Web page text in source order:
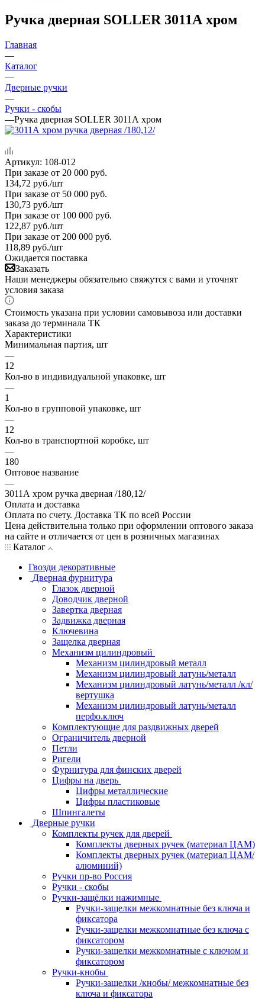
Ручка дверная SOLLER 3011А хром
Главная
—
Каталог
—
Дверные ручки
—
Ручки - скобы
—Ручка дверная SOLLER 3011А хром
Артикул: 108-012
При заказе от 20 000 руб.
134,72 руб./шт
При заказе от 50 000 руб.
130,73 руб./шт
При заказе от 100 000 руб.
122,87 руб./шт
При заказе от 200 000 руб.
118,89 руб./шт
Ожидается поставка
Заказать
Наши менеджеры обязательно свяжутся с вами и уточнят
условия заказа
Стоимость указана при условии самовывоза или доставки
заказа до терминала ТК
Характеристики
Минимальная партия, шт
—
12
Кол-во в индивидуальной упаковке, шт
—
1
Кол-во в групповой упаковке, шт
—
12
Кол-во в транспортной коробке, шт
—
180
Оптовое название
—
3011А хром ручка дверная /180,12/
Оплата и доставка
Оплата по счету. Доставка ТК по всей России
Цена действительна только при оформлении оптового заказа
на сайте и отличается от цен в розничных магазинах
Каталог
Гвозди декоративные
Дверная фурнитура
Глазок дверной
Доводчик дверной
Завертка дверная
Задвижка дверная
Ключевина
Защелка дверная
Механизм цилиндровый
Механизм цилиндровый металл
Механизм цилиндровый латунь/металл
Механизм цилиндровый латунь/металл /кл/
вертушка
Механизм цилиндровый латунь/металл
перфо.ключ
Комплектующие для раздвижных дверей
Ограничитель дверной
Петли
Ригели
Фурнитура для финских дверей
Цифры на дверь
Цифры металлические
Цифры пластиковые
Шпингалеты
Дверные ручки
Комплекты ручек для дверей
Комплекты дверных ручек (материал ЦАМ)
Комплекты дверных ручек (материал ЦАМ/
алюминий)
Ручки пр-во Россия
Ручки - скобы
Ручки-защёлки нажимные
Ручки-защелки межкомнатные без ключа и
фиксатора
Ручки-защелки межкомнатные без ключа с
фиксатором
Ручки-защелки межкомнатные с ключом и
фиксатором
Ручки-кнобы
Ручки-защелки /кнобы/ межкомнатные без
ключа и фиксатора